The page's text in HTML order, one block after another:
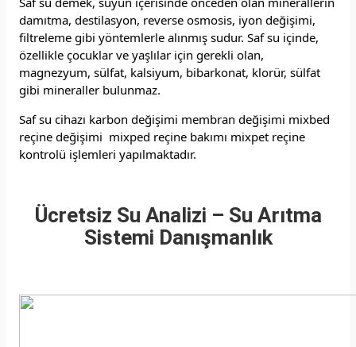
damıtma, destilasyon, reverse osmosis, iyon değişimi,
filtreleme gibi yöntemlerle alınmış sudur. Saf su içinde,
özellikle çocuklar ve yaşlılar için gerekli olan,
magnezyum, sülfat, kalsiyum, bibarkonat, klorür, sülfat
gibi mineraller bulunmaz.
Saf su cihazı karbon değişimi membran değişimi mixbed
reçine değişimi mixped reçine bakımı mixpet reçine
kontrolü işlemleri yapılmaktadır.
Ücretsiz Su Analizi – Su Arıtma
Sistemi Danışmanlık